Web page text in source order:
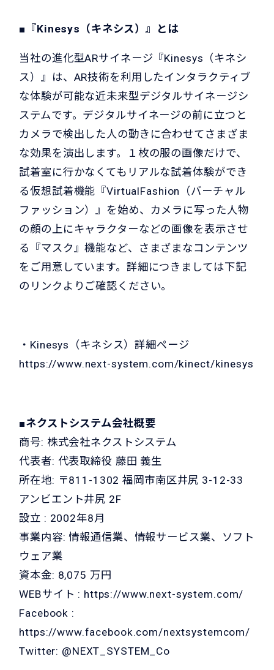
■『Kinesys（キネシス）』とは
当社の進化型ARサイネージ『Kinesys（キネシ
ス）』は、AR技術を利用したインタラクティブ
な体験が可能な近未来型デジタルサイネージシ
ステムです。デジタルサイネージの前に立つと
カメラで検出した人の動きに合わせてさまざま
な効果を演出します。１枚の服の画像だけで、
試着室に行かなくてもリアルな試着体験ができ
る仮想試着機能『VirtualFashion（バーチャル
ファッション）』を始め、カメラに写った人物
の顔の上にキャラクターなどの画像を表示させ
る『マスク』機能など、さまざまなコンテンツ
をご用意しています。詳細につきましては下記
のリンクよりご確認ください。
・Kinesys（キネシス）詳細ページ
https://www.next-system.com/kinect/kinesys
■ネクストシステム会社概要
商号: 株式会社ネクストシステム
代表者: 代表取締役 藤田 義生
所在地: 〒811-1302 福岡市南区井尻 3-12-33
アンビエント井尻 2F
設立 : 2002年8月
事業内容: 情報通信業、情報サービス業、ソフト
ウェア業
資本金: 8,075 万円
WEBサイト : https://www.next-system.com/
Facebook :
https://www.facebook.com/nextsystemcom/
Twitter: @NEXT_SYSTEM_Co